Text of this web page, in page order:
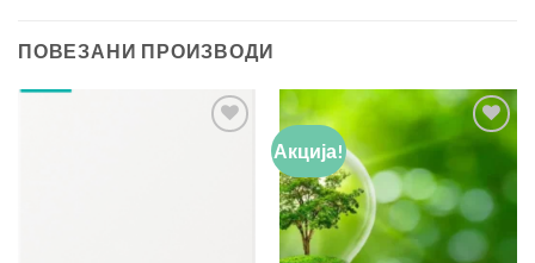
ПОВЕЗАНИ ПРОИЗВОДИ
Акција!
Add to